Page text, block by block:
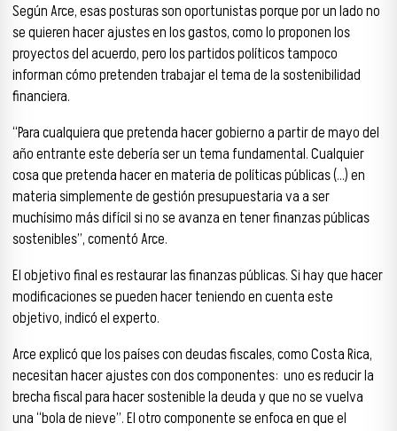
Según Arce, esas posturas son oportunistas porque por un lado no
se quieren hacer ajustes en los gastos, como lo proponen los
proyectos del acuerdo, pero los partidos políticos tampoco
informan cómo pretenden trabajar el tema de la sostenibilidad
financiera.
“Para cualquiera que pretenda hacer gobierno a partir de mayo del
año entrante este debería ser un tema fundamental. Cualquier
cosa que pretenda hacer en materia de políticas públicas (…) en
materia simplemente de gestión presupuestaria va a ser
muchísimo más difícil si no se avanza en tener finanzas públicas
sostenibles”, comentó Arce.
El objetivo final es restaurar las finanzas públicas. Si hay que hacer
modificaciones se pueden hacer teniendo en cuenta este
objetivo, indicó el experto.
Arce explicó que los países con deudas fiscales, como Costa Rica,
necesitan hacer ajustes con dos componentes: uno es reducir la
brecha fiscal para hacer sostenible la deuda y que no se vuelva
una “bola de nieve”. El otro componente se enfoca en que el